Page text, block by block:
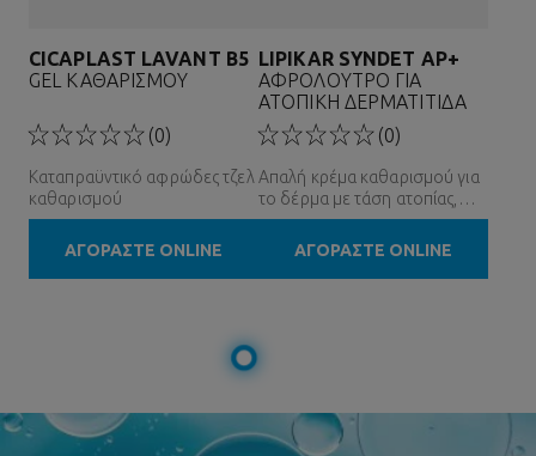
CICAPLAST LAVANT B5
GEL ΚΑΘΑΡΙΣΜΟΥ
(0)
Καταπραϋντικό αφρώδες τζελ
καθαρισμού
ΑΓΟΡΑΣΤΕ ONLINE
LIPIKAR SYNDET AP+
ΑΦΡΟΛΟΥΤΡΟ ΓΙΑ
ΑΤΟΠΙΚΗ ΔΕΡΜΑΤΙΤΙΔΑ
(0)
Απαλή κρέμα καθαρισμού για
το δέρμα με τάση ατοπίας,
χωρίς άρωμα
ΑΓΟΡΑΣΤΕ ONLINE